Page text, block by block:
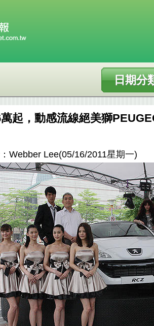
日期分
起，動感流線絕美獅
Webber Lee(05/16/2011星期一)